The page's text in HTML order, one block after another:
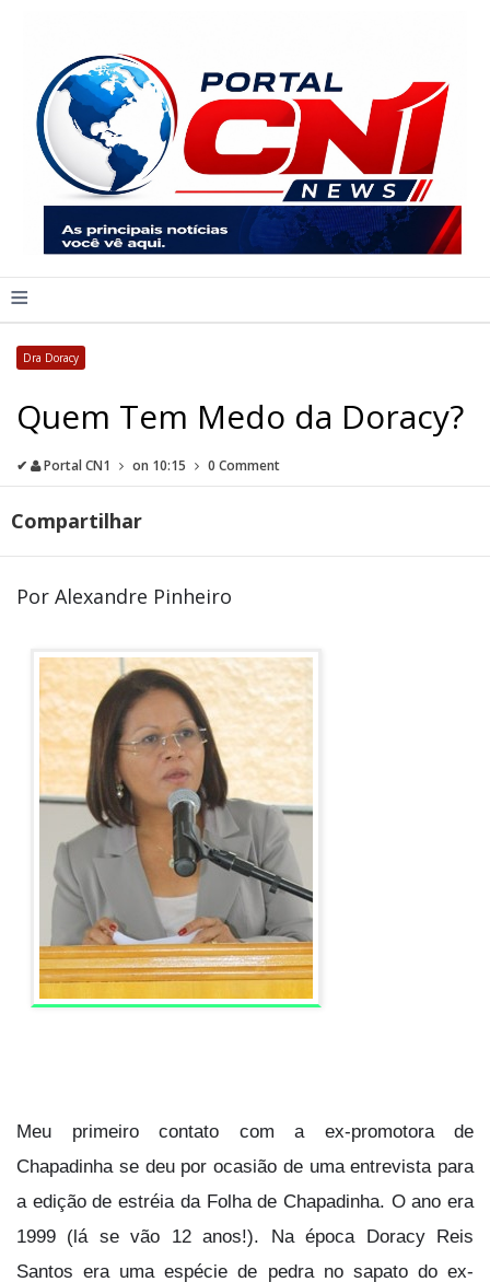
≡
Dra Doracy
Quem Tem Medo da Doracy?
✔ Portal CN1 on 10:15 0 Comment
Compartilhar
Por Alexandre Pinheiro
Meu primeiro contato com a ex-promotora de
Chapadinha se deu por ocasião de uma entrevista para
a edição de estréia da Folha de Chapadinha. O ano era
1999 (lá se vão 12 anos!). Na época Doracy Reis
Santos era uma espécie de pedra no sapato do ex-